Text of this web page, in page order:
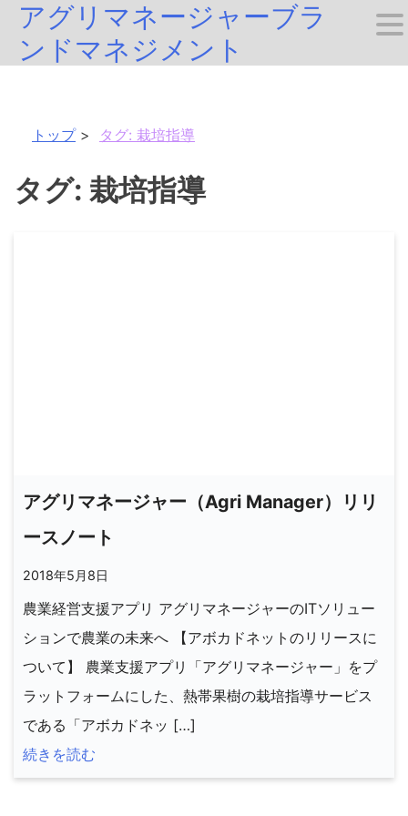
Skipアグリマネージャーブラ
ンドマネジメント
トップ タグ: 栽培指導
タグ: 栽培指導
アグリマネージャー（Agri Manager）リリ
ースノート
2018年5月8日
農業経営支援アプリ アグリマネージャーのITソリュー
ションで農業の未来へ 【アボカドネットのリリースに
ついて】 農業支援アプリ「アグリマネージャー」をプ
ラットフォームにした、熱帯果樹の栽培指導サービス
である「アボカドネッ […]
続きを読む